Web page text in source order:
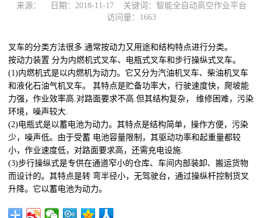
来源： 日期：2018-11-17
关键词：智能全自动高空作业平台
访问量：1663
叉车的分类方法很多.通常按动力又用途和结构特点进行分类。
按动力装置 分为内燃机式叉车、电瓶式叉车和步行操纵式叉车。
(1)内燃机式是以内燃机为动力。它又分为汽油机叉车、柴油机叉车
和液化石油气机叉车。 其特点是贮备功率大，行驶速度快，爬坡能
力强，作业效率高.对路面要求不高.但其结构复杂， 维修困难，污染
环境，噪声较大.
(2)电瓶式是以蓄电池为动力。其特点是结构简单，操作方便，污染
少，噪声低。由于受蓄 电池容量限制，其驱动功率和起重量都较
小，作业速度低，对路面要求高，还需充电设施.
(3)步行操纵式是专供在通道窄小的仓库、车间内部装卸、搬运货物
而设计的。其特点是转 弯半径小，无驾驶台，通过操纵杆控制货叉
升降。它以蓄电池为动力。